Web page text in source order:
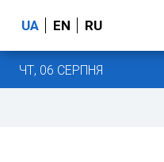
UA EN RU
ЧТ, 06 СЕРПНЯ